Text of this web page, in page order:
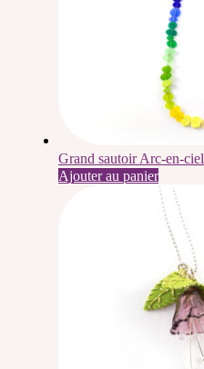
Grand sautoir Arc-en-ciel
Ajouter au panier